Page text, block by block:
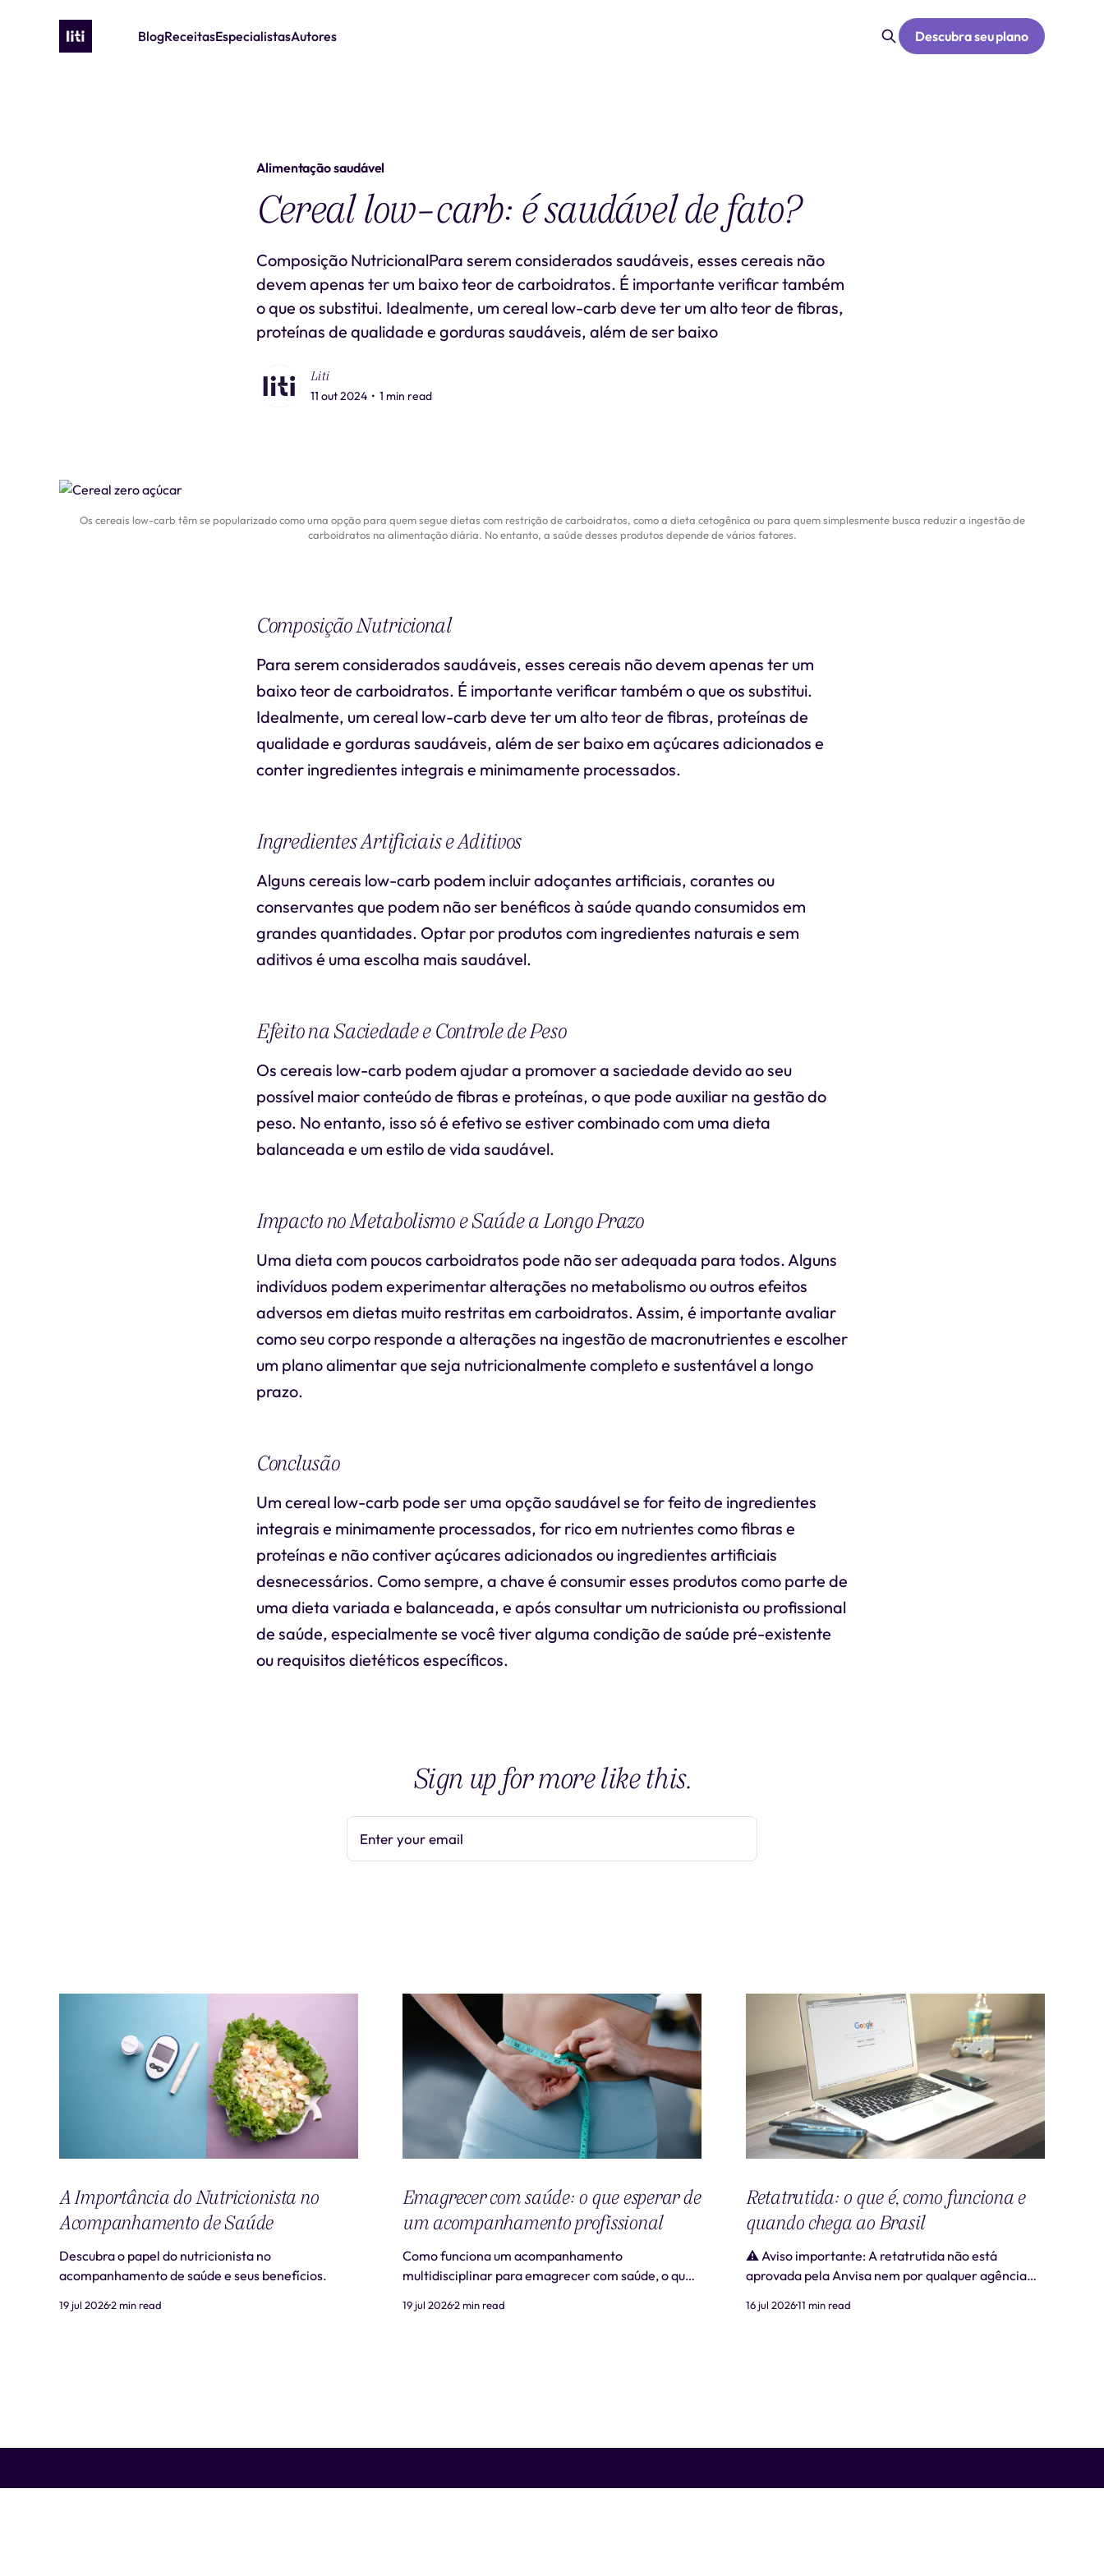
BlogReceitasEspecialistasAutores Descubra seu plano
Alimentação saudável
Cereal low-carb: é saudável de fato?
Composição NutricionalPara serem considerados saudáveis, esses cereais não
devem apenas ter um baixo teor de carboidratos. É importante verificar também
o que os substitui. Idealmente, um cereal low-carb deve ter um alto teor de fibras,
proteínas de qualidade e gorduras saudáveis, além de ser baixo
Liti
11 out 2024 • 1 min read
Os cereais low-carb têm se popularizado como uma opção para quem segue dietas com restrição de carboidratos, como a dieta cetogênica ou para quem simplesmente busca reduzir a ingestão de
carboidratos na alimentação diária. No entanto, a saúde desses produtos depende de vários fatores.
Composição Nutricional
Para serem considerados saudáveis, esses cereais não devem apenas ter um
baixo teor de carboidratos. É importante verificar também o que os substitui.
Idealmente, um cereal low-carb deve ter um alto teor de fibras, proteínas de
qualidade e gorduras saudáveis, além de ser baixo em açúcares adicionados e
conter ingredientes integrais e minimamente processados.
Ingredientes Artificiais e Aditivos
Alguns cereais low-carb podem incluir adoçantes artificiais, corantes ou
conservantes que podem não ser benéficos à saúde quando consumidos em
grandes quantidades. Optar por produtos com ingredientes naturais e sem
aditivos é uma escolha mais saudável.
Efeito na Saciedade e Controle de Peso
Os cereais low-carb podem ajudar a promover a saciedade devido ao seu
possível maior conteúdo de fibras e proteínas, o que pode auxiliar na gestão do
peso. No entanto, isso só é efetivo se estiver combinado com uma dieta
balanceada e um estilo de vida saudável.
Impacto no Metabolismo e Saúde a Longo Prazo
Uma dieta com poucos carboidratos pode não ser adequada para todos. Alguns
indivíduos podem experimentar alterações no metabolismo ou outros efeitos
adversos em dietas muito restritas em carboidratos. Assim, é importante avaliar
como seu corpo responde a alterações na ingestão de macronutrientes e escolher
um plano alimentar que seja nutricionalmente completo e sustentável a longo
prazo.
Conclusão
Um cereal low-carb pode ser uma opção saudável se for feito de ingredientes
integrais e minimamente processados, for rico em nutrientes como fibras e
proteínas e não contiver açúcares adicionados ou ingredientes artificiais
desnecessários. Como sempre, a chave é consumir esses produtos como parte de
uma dieta variada e balanceada, e após consultar um nutricionista ou profissional
de saúde, especialmente se você tiver alguma condição de saúde pré-existente
ou requisitos dietéticos específicos.
Sign up for more like this.
Enter your email
A Importância do Nutricionista no
Acompanhamento de Saúde
Descubra o papel do nutricionista no
acompanhamento de saúde e seus benefícios.
19 jul 20262 min read
Emagrecer com saúde: o que esperar de
um acompanhamento profissional
Como funciona um acompanhamento
multidisciplinar para emagrecer com saúde, o que
profissional.
19 jul 20262 min read
Retatrutida: o que é, como funciona e
quando chega ao Brasil
⚠️ Aviso importante: A retatrutida não está
aprovada pela Anvisa nem por qualquer agência
como "retatrutida" fora de estudos clínicos
16 jul 202611 min read